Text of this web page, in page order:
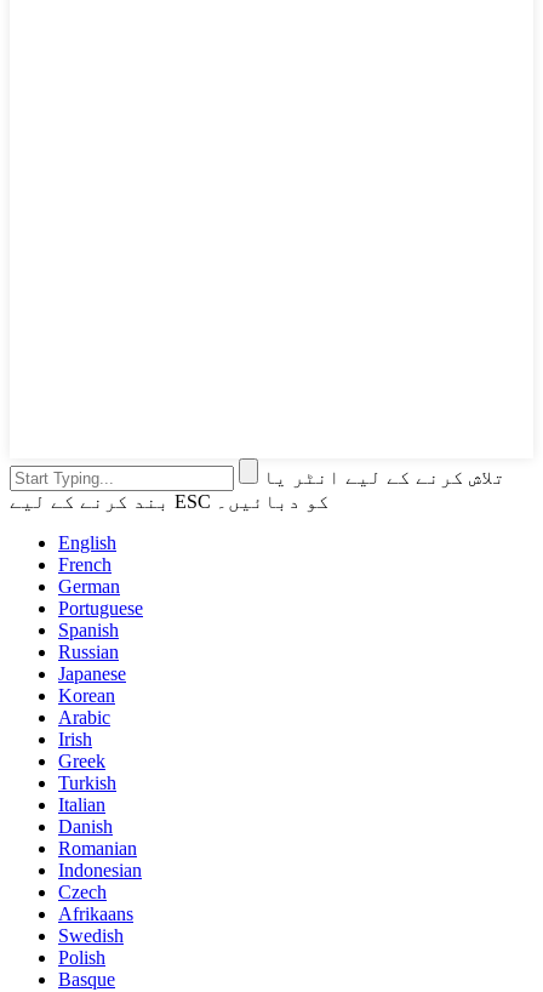
تلاش کرنے کے لیے انٹر یا
بند کرنے کے لیے ESC کو دبائیں۔
English
French
German
Portuguese
Spanish
Russian
Japanese
Korean
Arabic
Irish
Greek
Turkish
Italian
Danish
Romanian
Indonesian
Czech
Afrikaans
Swedish
Polish
Basque